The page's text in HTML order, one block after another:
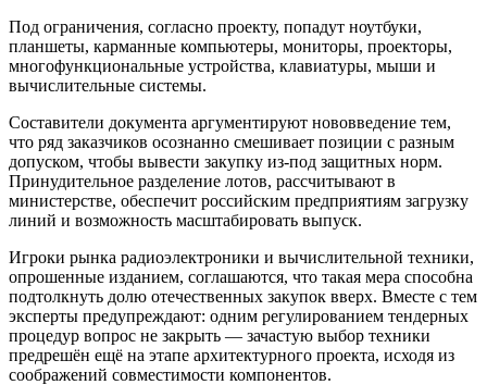
Под ограничения, согласно проекту, попадут ноутбуки,
планшеты, карманные компьютеры, мониторы, проекторы,
многофункциональные устройства, клавиатуры, мыши и
вычислительные системы.
Составители документа аргументируют нововведение тем,
что ряд заказчиков осознанно смешивает позиции с разным
допуском, чтобы вывести закупку из-под защитных норм.
Принудительное разделение лотов, рассчитывают в
министерстве, обеспечит российским предприятиям загрузку
линий и возможность масштабировать выпуск.
Игроки рынка радиоэлектроники и вычислительной техники,
опрошенные изданием, соглашаются, что такая мера способна
подтолкнуть долю отечественных закупок вверх. Вместе с тем
эксперты предупреждают: одним регулированием тендерных
процедур вопрос не закрыть — зачастую выбор техники
предрешён ещё на этапе архитектурного проекта, исходя из
соображений совместимости компонентов.